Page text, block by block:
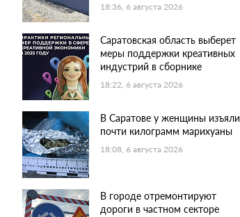
18:36, 6 августа 2026
Саратовская область выберет
меры поддержки креативных
индустрий в сборнике
18:22, 6 августа 2026
В Саратове у женщины изъяли
почти килограмм марихуаны
18:08, 6 августа 2026
В городе отремонтируют
дороги в частном секторе